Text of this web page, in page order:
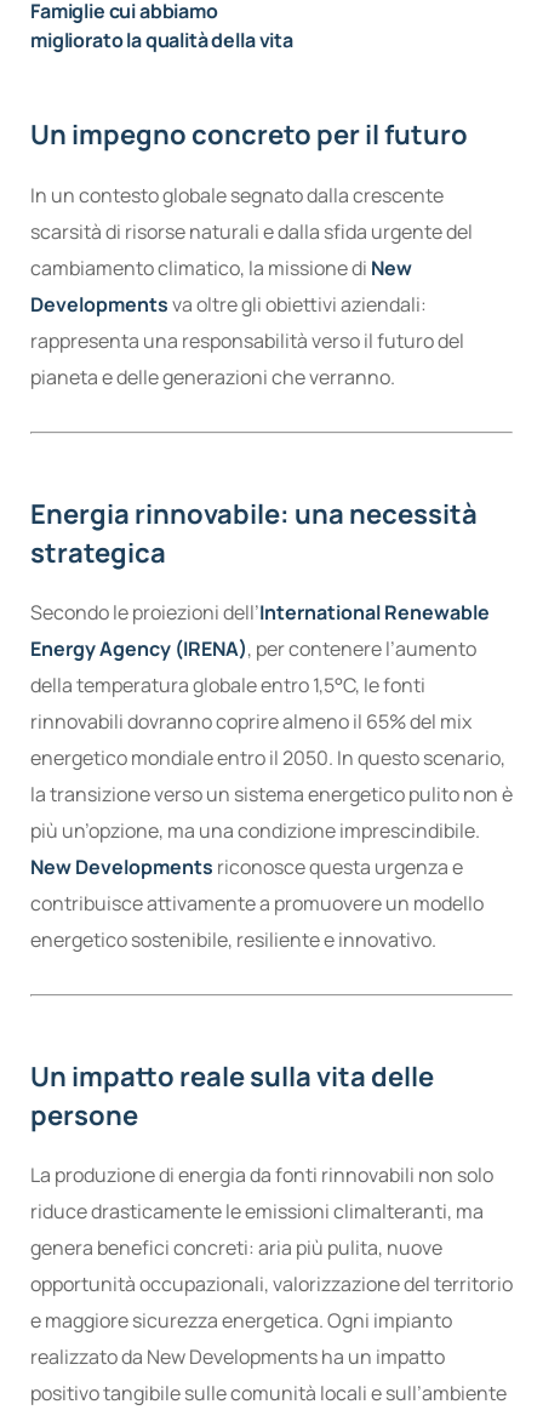
Famiglie cui abbiamo
migliorato la qualità della vita
Un impegno concreto per il futuro
In un contesto globale segnato dalla crescente
scarsità di risorse naturali e dalla sfida urgente del
cambiamento climatico, la missione di New
Developmentsva oltre gli obiettivi aziendali:
rappresenta una responsabilità verso il futuro del
pianeta e delle generazioni che verranno.
Energia rinnovabile: una necessità
strategica
Secondo le proiezioni dell’International Renewable
Energy Agency (IRENA), per contenere l’aumento
della temperatura globale entro 1,5°C, le fonti
rinnovabili dovranno coprire almeno il 65% del mix
energetico mondiale entro il 2050. In questo scenario,
la transizione verso un sistema energetico pulito non è
più un’opzione, ma una condizione imprescindibile.
New Developments riconosce questa urgenza e
contribuisce attivamente a promuovere un modello
energetico sostenibile, resiliente e innovativo.
Un impatto reale sulla vita delle
persone
La produzione di energia da fonti rinnovabili non solo
riduce drasticamente le emissioni climalteranti, ma
genera benefici concreti: aria più pulita, nuove
opportunità occupazionali, valorizzazione del territorio
e maggiore sicurezza energetica. Ogni impianto
realizzato da New Developments ha un impatto
positivo tangibile sulle comunità locali e sull’ambiente